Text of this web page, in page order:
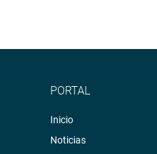
PORTAL
Inicio
Noticias